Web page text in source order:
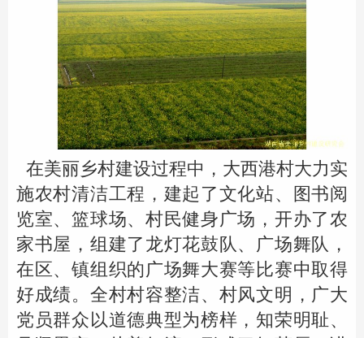
在美丽乡村建设过程中，大西港村大力实
施农村清洁工程，建起了文化站、图书阅
览室、篮球场、村民健身广场，开办了农
家书屋，组建了龙灯花鼓队、广场舞队，
在区、镇组织的广场舞大赛等比赛中取得
好成绩。全村村容整洁、村风文明，广大
党员群众以道德典型为榜样，知荣明耻、